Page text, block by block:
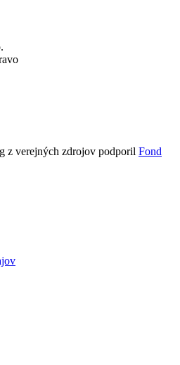
z verejných zdrojov podporil Fond